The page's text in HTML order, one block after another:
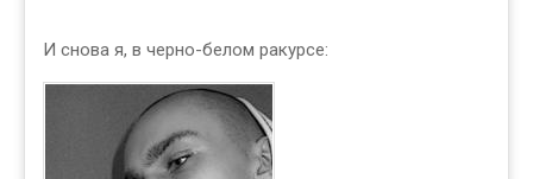
И снова я, в черно-белом ракурсе: